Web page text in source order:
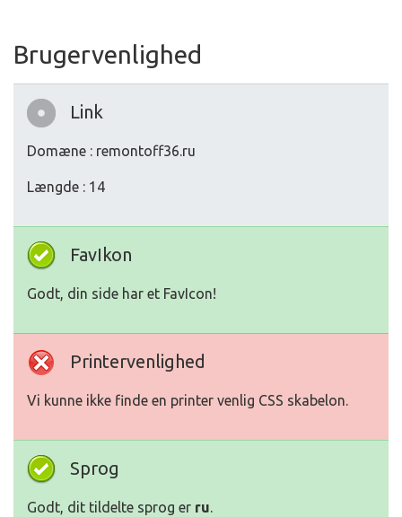
Brugervenlighed
Link
Domæne : remontoff36.ru
Længde : 14
FavIkon
Godt, din side har et FavIcon!
Printervenlighed
Vi kunne ikke finde en printer venlig CSS skabelon.
Sprog
Godt, dit tildelte sprog er ru.